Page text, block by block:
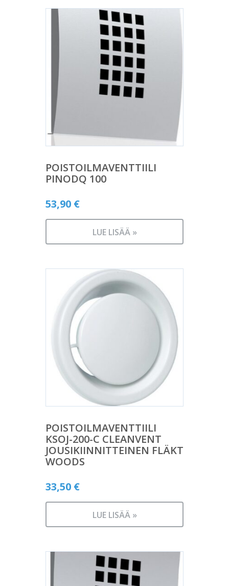
POISTOILMAVENTTIILI
PINODQ 100
53,90 €
LUE LISÄÄ »
POISTOILMAVENTTIILI
KSOJ-200-C CLEANVENT
JOUSIKIINNITTEINEN FLÄKT
WOODS
33,50 €
LUE LISÄÄ »